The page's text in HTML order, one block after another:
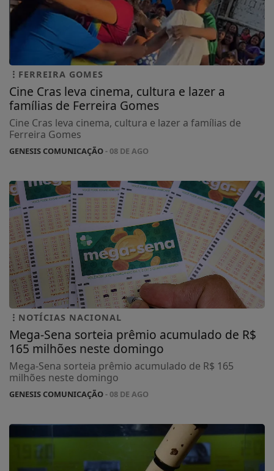
FERREIRA GOMES
Cine Cras leva cinema, cultura e lazer a
famílias de Ferreira Gomes
Cine Cras leva cinema, cultura e lazer a famílias de
Ferreira Gomes
GENESIS COMUNICAÇÃO- 08 DE AGO
NOTÍCIAS NACIONAL
Mega-Sena sorteia prêmio acumulado de R$
165 milhões neste domingo
Mega-Sena sorteia prêmio acumulado de R$ 165
milhões neste domingo
GENESIS COMUNICAÇÃO- 08 DE AGO